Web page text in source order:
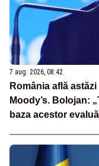
7 aug. 2026, 08:42
România află
Moody’s. Bolojan:
baza acestor